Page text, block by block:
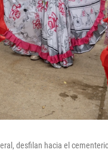
desfilan hacia el